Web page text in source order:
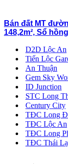
Bán đất MT
148,2m², Sổ
D2D Lộc An
Tiến Lộc
An Thuận
Gem Sky
ID Junction
STC Long
Century City
TĐC Long
TĐC Lộc An
TĐC Long
TĐC Thái